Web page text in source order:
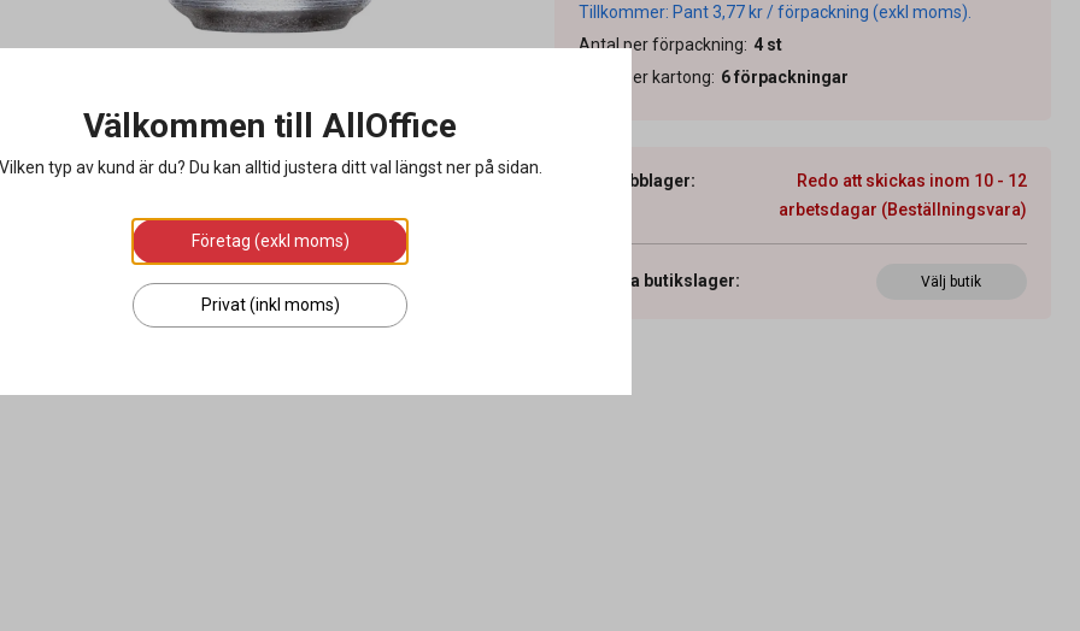
Tillkommer: Pant 3,77 kr / förpackning (exkl moms).
Antal per förpackning: 4 st
Antal per kartong: 6förpackningar
Webblager:
Redo att skickas inom 10 - 12
arbetsdagar (Beställningsvara)
Visa butikslager: Välj butik
Välkommen till AllOffice
Vilken typ av kund är du? Du kan alltid justera ditt val längst ner på sidan.
Företag (exkl moms)
Privat (inkl moms)